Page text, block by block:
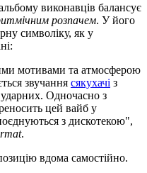
виконавців балансує
розпачем. У його
символіку, як у
мотивами та атмосферою
звучання сякухачі з
Одночасно з
цей вайб у
з дискотекою",
.
вдома самостійно.